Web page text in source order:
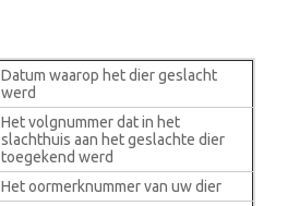
Datum waarop het dier geslacht
werd
Het volgnummer dat in het
slachthuis aan het geslachte dier
toegekend werd
Het oormerknummer van uw dier